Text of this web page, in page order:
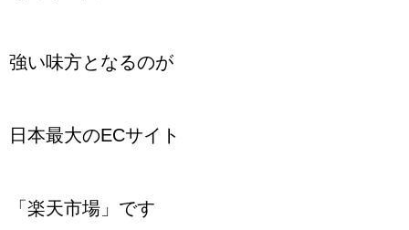
強い味方となるのが
日本最大のECサイト
「楽天市場」です